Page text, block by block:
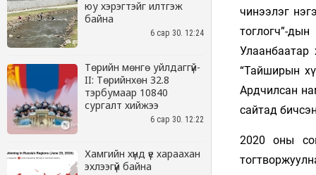
юу хэрэгтэйг илтгэж
байна
6 сар 30. 12:24
Төрийн мөнгө уйлдаггүй-
II: Төрийнхөн 32.8
тэрбумаар 10840
сургалт хийжээ
6 сар 30. 12:22
Хамгийн хүнд үе хараахан
эхлээгүй байна